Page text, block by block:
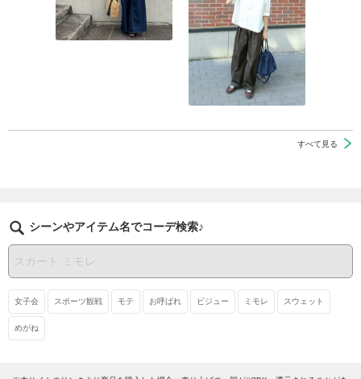
すべて見る
シーンやアイテム名でコーデ検索♪
女子会 スポーツ観戦 モテ お呼ばれ ビジュー ミモレ スウェット
めがね